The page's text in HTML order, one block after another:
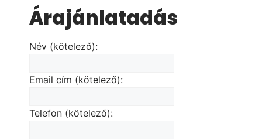
Árajánlatadás
Név (kötelező):
Email cím (kötelező):
Telefon (kötelező):